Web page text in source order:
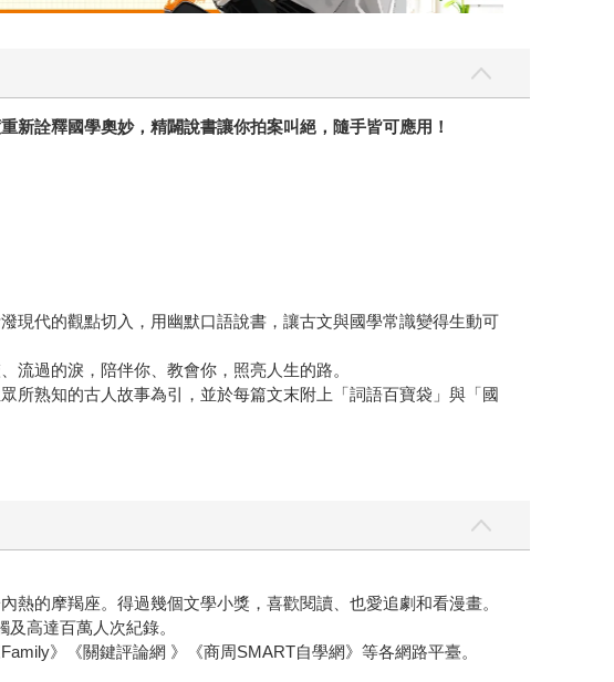
詮釋國學奧妙，精闢說書讓你拍案叫絕，隨手皆可應用！
現代的觀點切入，用幽默口語說書，讓古文與國學常識變得生動可
流過的淚，陪伴你、教會你，照亮人生的路。
所熟知的古人故事為引，並於每篇文末附上「詞語百寶袋」與「國
的摩羯座。得過幾個文學小獎，喜歡閱讀、也愛追劇和看漫畫。
高達百萬人次紀錄。
》《關鍵評論網 》《商周SMART自學網》等各網路平臺。